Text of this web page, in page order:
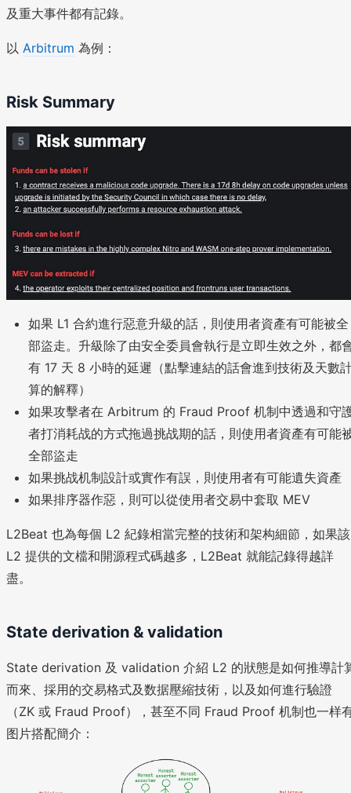
及重大事件都有記錄。
以 Arbitrum 為例：
Risk Summary
如果 L1 合約進行惡意升級的話，則使用者資產有可能被全
部盜走。升級除了由安全委員會執行是立即生效之外，都
有 17 天 8 小時的延遲（點擊連結的話會進到技術及天數
算的解釋）
如果攻擊者在 Arbitrum 的 Fraud Proof 机制中透過和守
者打消耗战的方式拖過挑战期的話，則使用者資產有可能
全部盜走
如果挑战机制設計或實作有誤，則使用者有可能遺失資產
如果排序器作惡，則可以從使用者交易中套取 MEV
L2Beat 也為每個 L2 紀錄相當完整的技術和架构細節，如果該
L2 提供的文檔和開源程式碼越多，L2Beat 就能記錄得越詳
盡。
State derivation & validation
State derivation 及 validation 介紹 L2 的狀態是如何推導計
而來、採用的交易格式及数据壓縮技術，以及如何進行驗證
（ZK 或 Fraud Proof），甚至不同 Fraud Proof 机制也一样
图片搭配簡介：